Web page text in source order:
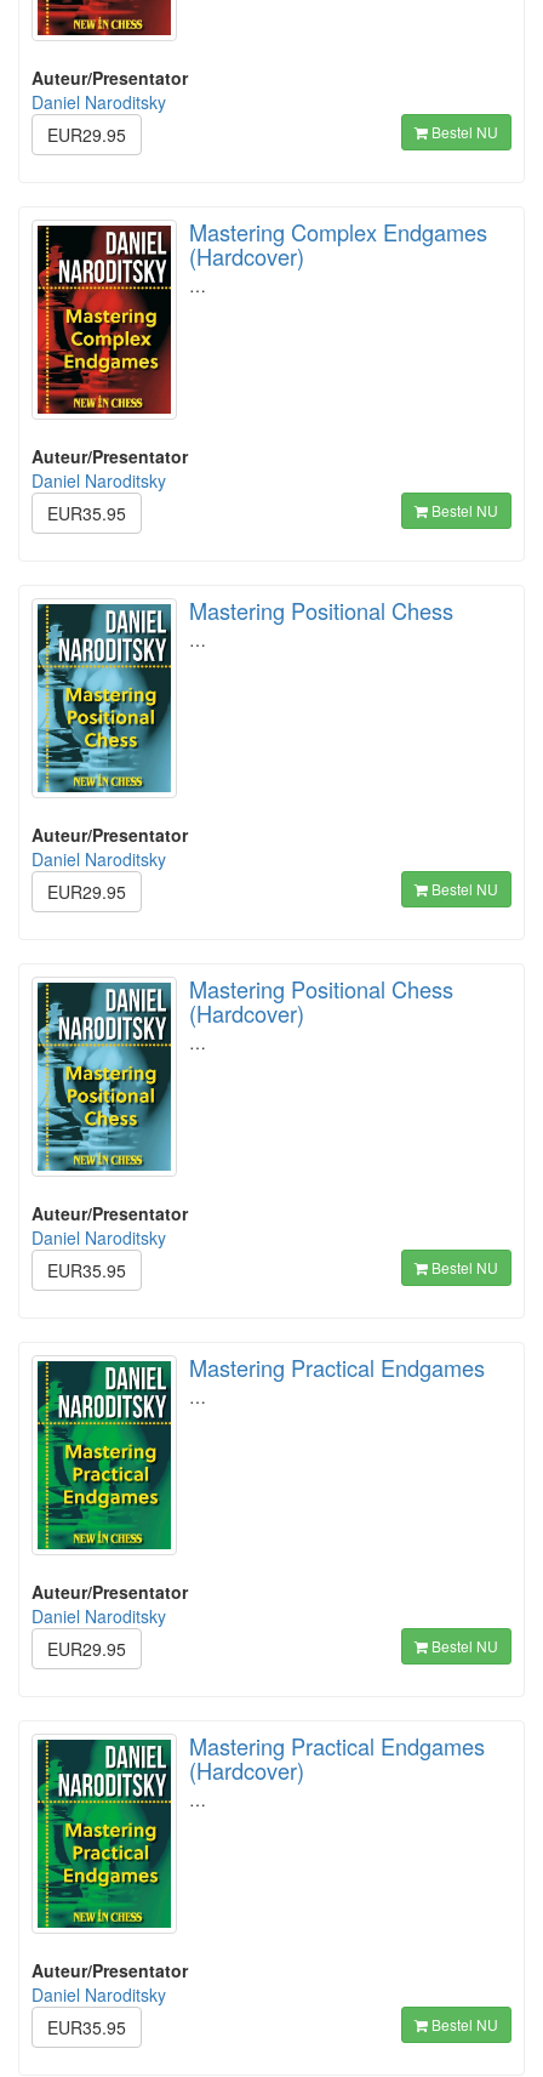
Auteur/Presentator
Daniel Naroditsky
EUR29.95
Bestel NU
Mastering Complex Endgames
(Hardcover)
…
Auteur/Presentator
Daniel Naroditsky
EUR35.95
Bestel NU
Mastering Positional Chess
…
Auteur/Presentator
Daniel Naroditsky
EUR29.95
Bestel NU
Mastering Positional Chess
(Hardcover)
…
Auteur/Presentator
Daniel Naroditsky
EUR35.95
Bestel NU
Mastering Practical Endgames
…
Auteur/Presentator
Daniel Naroditsky
EUR29.95
Bestel NU
Mastering Practical Endgames
(Hardcover)
…
Auteur/Presentator
Daniel Naroditsky
EUR35.95
Bestel NU